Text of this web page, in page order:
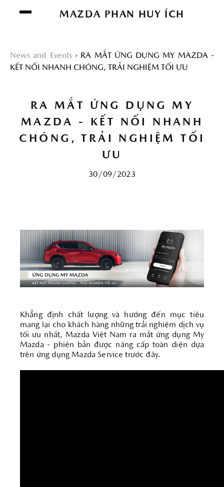
Chúng tôi sử dụng cookie để nâng cao trải
cookie của chúng tôi.Click vào đây để xem
thông tin chi tiết.
MAZDA PHAN HUY ÍCH
News and Events
RA MẮT ỨNG DỤNG MY MAZDA -
KẾT NỐI NHANH CHÓNG, TRẢI NGHIỆM TỐI ƯU
RA MẮT ỨNG DỤNG MY
MAZDA - KẾT NỐI NHANH
CHÓNG, TRẢI NGHIỆM TỐI
ƯU
30/09/2023
Khẳng định chất lượng và hướng đến mục tiêu
mang lại cho khách hàng những trải nghiệm dịch vụ
tối ưu nhất, Mazda Việt Nam ra mắt ứng dụng My
Mazda - phiên bản được nâng cấp toàn diện dựa
trên ứng dụng Mazda Service trước đây.